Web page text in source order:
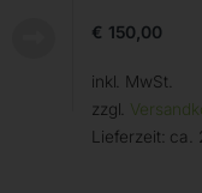
€ 150,00
inkl. MwSt.
zzgl.
Lieferzeit: ca.